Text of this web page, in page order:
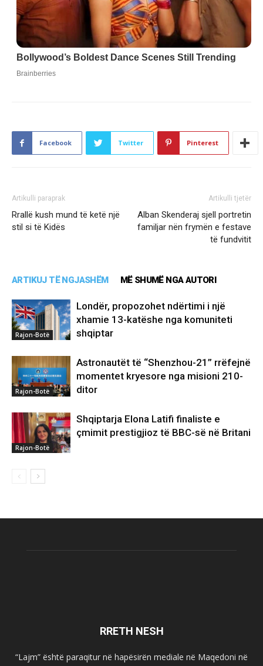
Facebook Twitter Pinterest
Artikulli paraprak
Rrallë kush mund të ketë një
stil si të Kidës
Artikulli tjetër
Alban Skenderaj sjell portretin
familjar nën frymën e festave
të fundvitit
ARTIKUJ TË NGJASHËM MË SHUMË NGA AUTORI
Rajon-Botë
Londër, propozohet ndërtimi i një
xhamie 13-katëshe nga komuniteti
shqiptar
Rajon-Botë
Astronautët të “Shenzhou-21” rrëfejnë
momentet kryesore nga misioni 210-
ditor
Rajon-Botë
Shqiptarja Elona Latifi finaliste e
çmimit prestigjioz të BBC-së në Britani
RRETH NESH
“Lajm” është paraqitur në hapësirën mediale në Maqedoni në